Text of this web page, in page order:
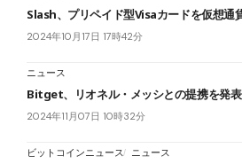
Slash、プリペイド型Visaカードを仮想通
2024年10月17日 17時42分
ニュース
Bitget、リオネル・メッシとの提携を発表
2024年11月07日 10時32分
ビットコインニュース ニュース